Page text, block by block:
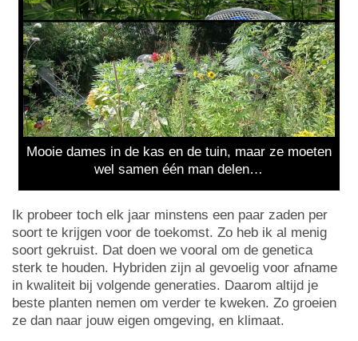
Mooie dames in de kas en de tuin, maar ze moeten
wel samen één man delen…
Ik probeer toch elk jaar minstens een paar zaden per
soort te krijgen voor de toekomst. Zo heb ik al menig
soort gekruist. Dat doen we vooral om de genetica
sterk te houden. Hybriden zijn al gevoelig voor afname
in kwaliteit bij volgende generaties. Daarom altijd je
beste planten nemen om verder te kweken. Zo groeien
ze dan naar jouw eigen omgeving, en klimaat.